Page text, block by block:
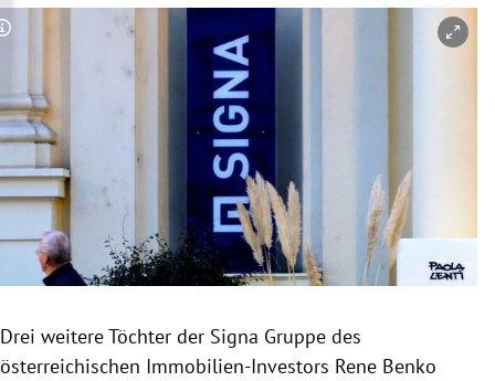
Untermenü
Untermenü
Untermenü
Untermenü
Untermenü
Untermenü
Copyright-Hinweis öffnen/schließen
Drei weitere Töchter der Signa Gruppe des
österreichischen Immobilien-Investors Rene Benko